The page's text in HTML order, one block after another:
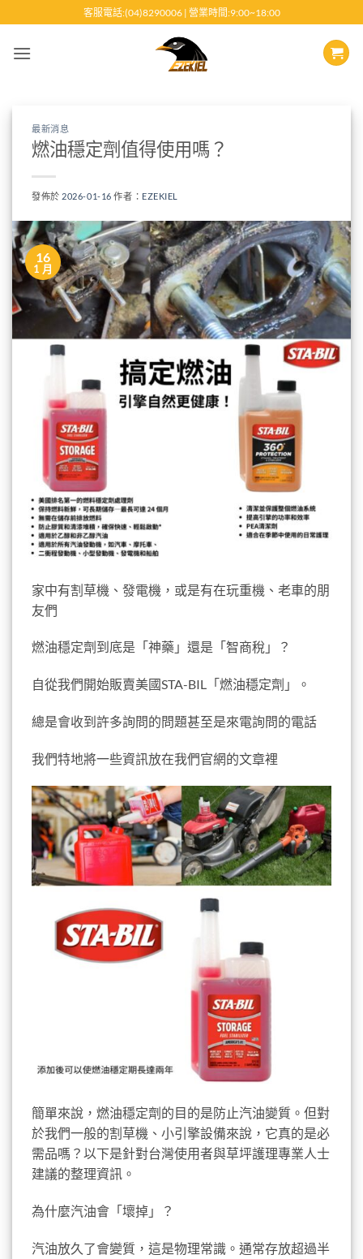
至
客服電話:(04)8290006 | 營業時間:9:00~18:00
最新消息
燃油穩定劑值得使用嗎？
發佈於 2026-01-16 作者： EZEKIEL
16
1 月
家中有割草機、發電機，或是有在玩重機、老車的朋
友們
燃油穩定劑到底是「神藥」還是「智商稅」？
自從我們開始販賣美國STA-BIL「燃油穩定劑」。
總是會收到許多詢問的問題甚至是來電詢問的電話
我們特地將一些資訊放在我們官網的文章裡
簡單來說，燃油穩定劑的目的是防止汽油變質。但對
於我們一般的割草機、小引擎設備來說，它真的是必
需品嗎？以下是針對台灣使用者與草坪護理專業人士
建議的整理資訊。
為什麼汽油會「壞掉」？
汽油放久了會變質，這是物理常識。通常存放超過半